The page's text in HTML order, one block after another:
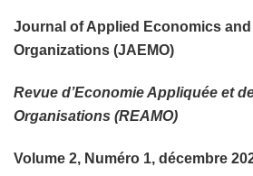
Journal of Applied Economics
Organizations (JAEMO)
Revue d’Economie Appliquée et
Organisations (REAMO)
Volume 2, Numéro 1, décembre